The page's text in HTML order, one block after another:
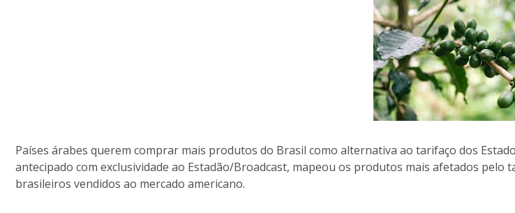
Países árabes querem comprar mais produtos do Brasil como alternativa ao tarifaço dos
antecipado com exclusividade ao Estadão/Broadcast, mapeou os produtos mais afetados
brasileiros vendidos ao mercado americano.